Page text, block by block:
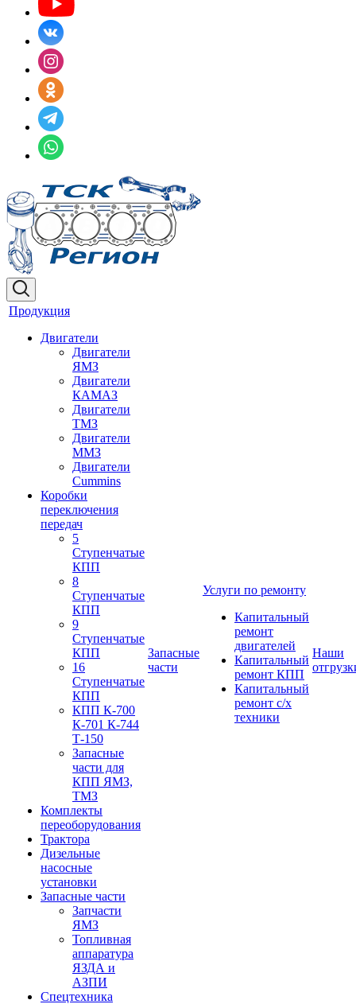
Продукция
Двигатели
Двигатели
ЯМЗ
Двигатели
КАМАЗ
Двигатели
ТМЗ
Двигатели
ММЗ
Двигатели
Cummins
Коробки
переключения
передач
5
Ступенчатые
КПП
8
Ступенчатые
КПП
9
Ступенчатые
КПП
16
Ступенчатые
КПП
КПП К-700
К-701 К-744
Т-150
Запасные
части для
КПП ЯМЗ,
ТМЗ
Комплекты
переоборудования
Трактора
Дизельные
насосные
установки
Запасные части
Запчасти
ЯМЗ
Топливная
аппаратура
ЯЗДА и
АЗПИ
Спецтехника
Запасные
части
Услуги по ремонту
Капитальный
ремонт
двигателей
Капитальный
ремонт КПП
Капитальный
ремонт с/х
техники
Наши